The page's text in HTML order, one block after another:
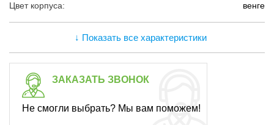
Цвет корпуса: венге
↓ Показать все характеристики
ЗАКАЗАТЬ ЗВОНОК
Не смогли выбрать? Мы вам поможем!